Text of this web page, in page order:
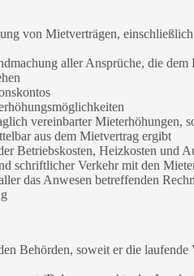
von Mietverträgen,
aller Ansprüche, die dem
vereinbarter Mieterhöhungen,
aus dem Mietvertrag ergibt
Betriebskosten, Heizkosten und
schriftlicher Verkehr mit den
das Anwesen betreffenden
Behörden, soweit er die laufende